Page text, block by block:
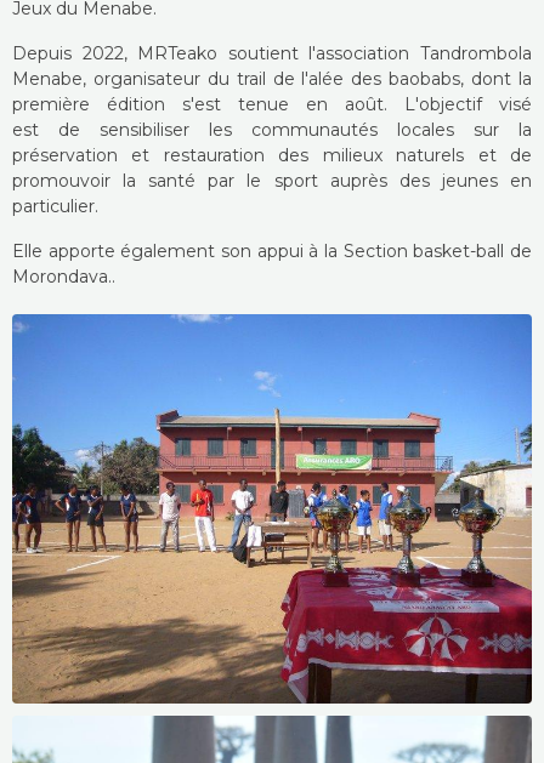
Jeux du Menabe.
Depuis 2022, MRTeako soutient l'association Tandrombola
Menabe, organisateur du trail de l'alée des baobabs, dont la
première édition s'est tenue en août. L'objectif visé
est de sensibiliser les communautés locales sur la
préservation et restauration des milieux naturels et de
promouvoir la santé par le sport auprès des jeunes en
particulier.
Elle apporte également son appui à la Section basket-ball de
Morondava..